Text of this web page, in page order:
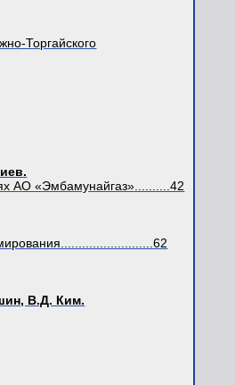
Торгайского
АО «Эмбамунайгаз»..........42
В.Д. Ким.